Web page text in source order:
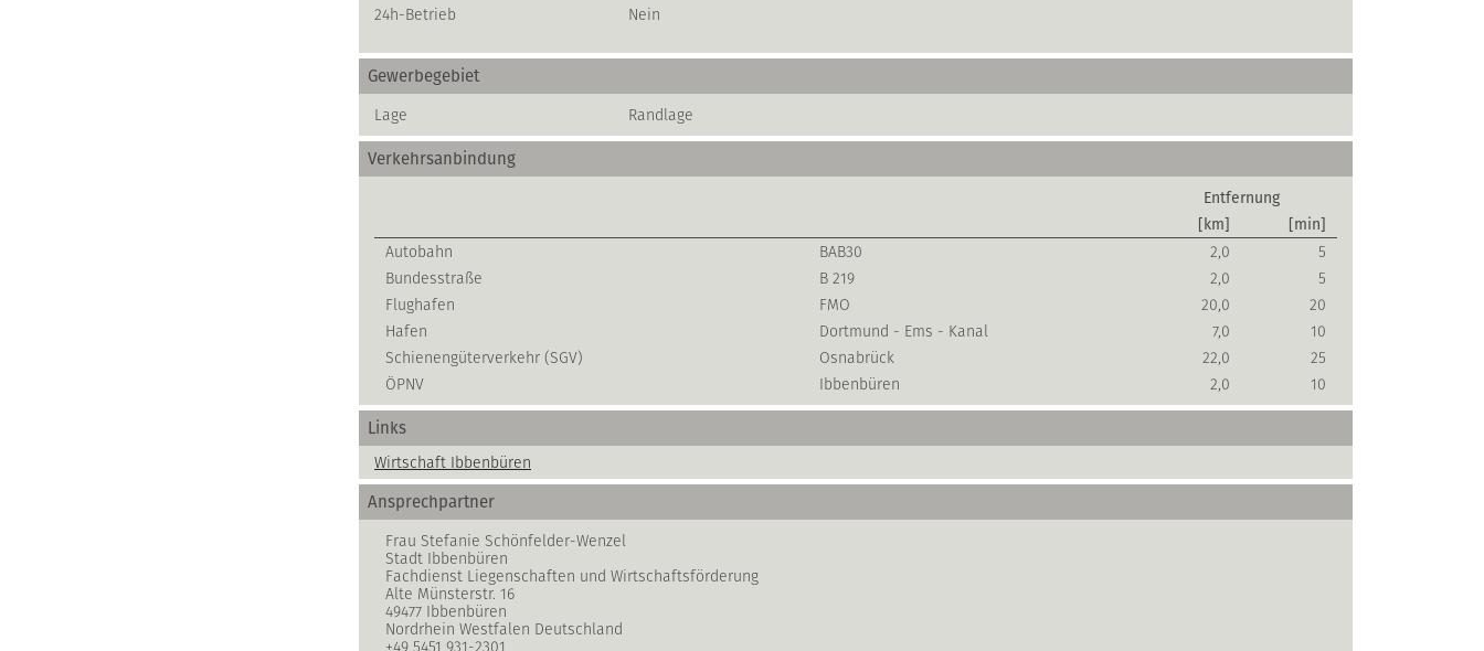
24h-Betrieb
Nein
Gewerbegebiet
Lage Randlage
Verkehrsanbindung
Entfernung
[km]
[min]
Autobahn
BAB30 2,0
5
Bundesstraße
B 219 2,0
5
Flughafen
FMO 20,0
20
Hafen
Dortmund - Ems - Kanal 7,0
10
Schienengüterverkehr (SGV)
Osnabrück 22,0
25
ÖPNV
Ibbenbüren 2,0 10
Links
Wirtschaft Ibbenbüren
Ansprechpartner
Frau Stefanie Schönfelder-Wenzel
Stadt Ibbenbüren
Fachdienst Liegenschaften und Wirtschaftsförderung
Alte Münsterstr. 16
49477 Ibbenbüren
Nordrhein Westfalen Deutschland
+49 5451 931-2301